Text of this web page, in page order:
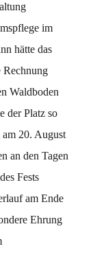
im
hätte das
Rechnung
Waldboden
der Platz so
am 20. August
an den Tagen
Fests
am Ende
Ehrung